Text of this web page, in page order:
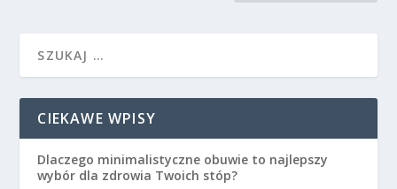
CIEKAWE WPISY
Dlaczego minimalistyczne obuwie to najlepszy
wybór dla zdrowia Twoich stóp?